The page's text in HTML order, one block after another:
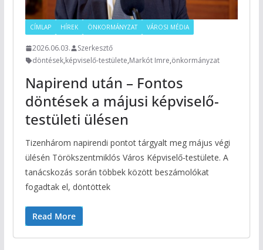
CÍMLAP HÍREK ÖNKORMÁNYZAT VÁROSI MÉDIA
2026.06.03.
Szerkesztő
döntések,képviselő-testülete,Markót Imre,önkormányzat
Napirend után – Fontos
döntések a májusi képviselő-
testületi ülésen
Tizenhárom napirendi pontot tárgyalt meg május végi
ülésén Törökszentmiklós Város Képviselő-testülete. A
tanácskozás során többek között beszámolókat
fogadtak el, döntöttek
Read More